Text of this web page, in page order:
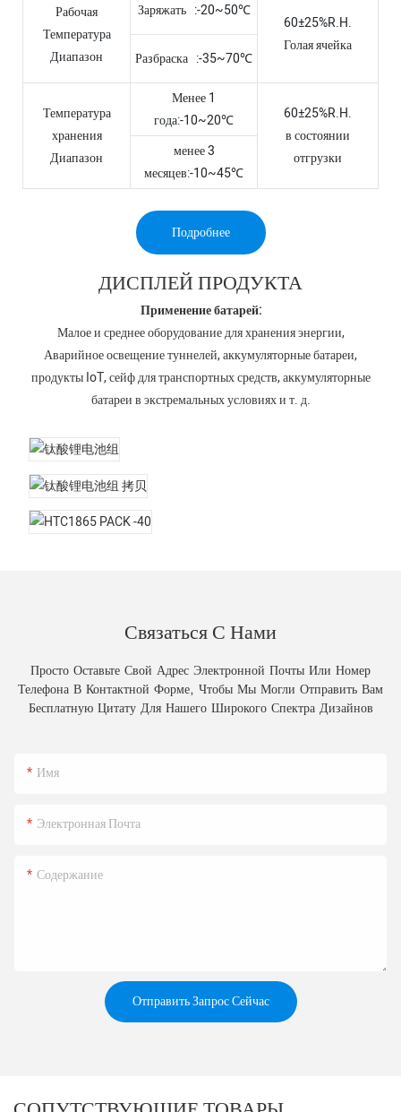
Рабочая
Температура
Диапазон
Заряжать :-20~50℃
60±25%R.H.
Голая ячейка
Разбраска :-35~70℃
Температура
хранения
Диапазон
Менее 1
года:-10~20℃
60±25%R.H.
в состоянии
отгрузки
менее 3
месяцев:-10~45℃
Подробнее
ДИСПЛЕЙ ПРОДУКТА
Применение батарей:
Малое и среднее оборудование для хранения энергии,
Аварийное освещение туннелей, аккумуляторные батареи,
продукты IoT, сейф для транспортных средств, аккумуляторные
батареи в экстремальных условиях и т. д.
Связаться С Нами
Просто Оставьте Свой Адрес Электронной Почты Или Номер
Телефона В Контактной Форме, Чтобы Мы Могли Отправить Вам
Бесплатную Цитату Для Нашего Широкого Спектра Дизайнов
Имя
Электронная Почта
Содержание
Отправить Запрос Сейчас